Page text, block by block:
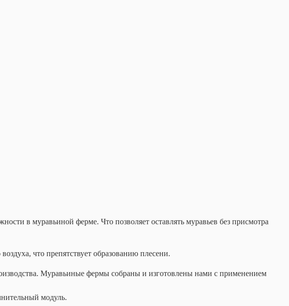
в муравьиной ферме. Что позволяет оставлять муравьев без присмотра
что препятствует образованию плесени.
Муравьиные фермы собраны и изготовлены нами с применением
модуль.